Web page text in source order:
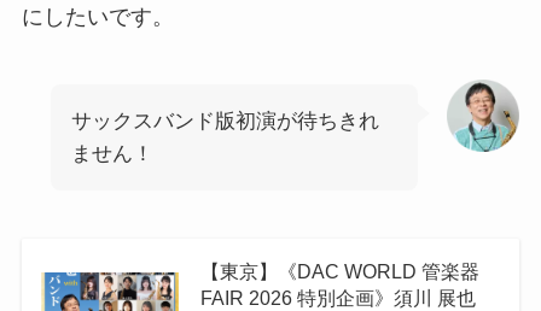
にしたいです。
サックスバンド版初演が待ちきれ
ません！
【東京】《DAC WORLD 管楽器
FAIR 2026 特別企画》須川 展也